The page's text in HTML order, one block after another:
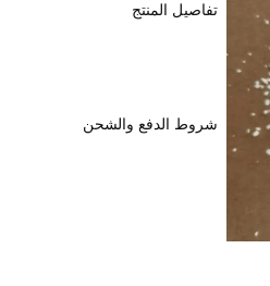
تفاصيل المنتج
شروط الدفع والشحن